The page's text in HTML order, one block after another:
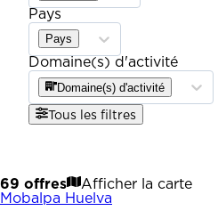
Pays
Pays
Domaine(s) d'activité
Domaine(s) d'activité
Tous les filtres
69 offres
Afficher la carte
Mobalpa Huelva